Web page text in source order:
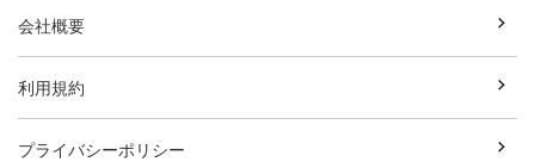
会社概要
利用規約
プライバシーポリシー